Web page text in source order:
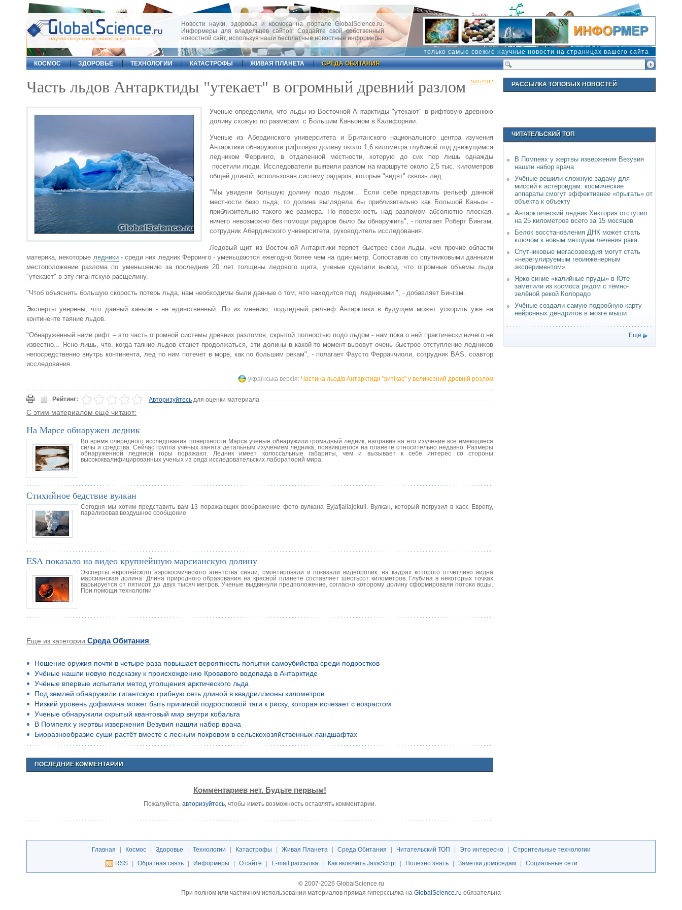
научно-популярные новости и статьи
Новости науки, здоровья и космоса на портале GlobalScience.ru.
Информеры для владельцев сайтов. Создайте свой собственный
новостной сайт, используя наши бесплатные новостные информеры.
только самые свежие научные новости на страницах вашего сайта
КОСМОС
ЗДОРОВЬЕ ТЕХНОЛОГИИ КАТАСТРОФЫ ЖИВАЯ ПЛАНЕТА СРЕДА ОБИТАНИЯ
26/07/2012
Часть льдов Антарктиды "утекает" в огромный древний разлом
Ученые определили, что льды из Восточной Антарктиды "утекают" в рифтовую древнюю
долину схожую по размерам с Большим Каньоном в Калифорнии.
Ученые из Абердинского университета и Британского национального центра изучения
Антарктики обнаружили рифтовую долину около 1,6 километра глубиной под движущимся
ледником Ферринго, в отдаленной местности, которую до сих пор лишь однажды
посетили люди. Исследователи выявили разлом на маршруте около 2,5 тыс. километров
общей длиной, использовав систему радаров, которые "видят" сквозь лед.
"Мы увидели большую долину подо льдом... Если себе представить рельеф данной
местности безо льда, то долина выглядела бы приблизительно как Большой Каньон -
приблизительно такого же размера. Но поверхность над разломом абсолютно плоская,
ничего невозможно без помощи радаров было бы обнаружить", - полагает Роберт Бингэм,
сотрудник Абердинского университета, руководитель исследования.
Ледовый щит из Восточной Антарктики теряет быстрее свои льды, чем прочие области
материка, некоторые ледники- среди них ледник Ферринго - уменьшаются ежегодно более чем на один метр. Сопоставив со спутниковыми данными
местоположение разлома по уменьшению за последние 20 лет толщины ледового щита, ученые сделали вывод, что огромные объемы льда
"утекают" в эту гигантскую расщелину.
"Чтоб объяснить большую скорость потерь льда, нам необходимы были данные о том, что находится под ледниками ", - добавляет Бингэм.
Эксперты уверены, что данный каньон - не единственный. По их мнению, подледный рельеф Антарктики в будущем может ускорить уже на
континенте таяние льдов.
"Обнаруженный нами рифт – это часть огромной системы древних разломов, скрытой полностью подо льдом - нам пока о ней практически ничего не
известно... Ясно лишь, что, когда таяние льдов станет продолжаться, эти долины в какой-то момент вызовут очень быстрое отступление ледников
непосредственно внутрь континента, лед по ним потечет в море, как по большим рекам", - полагает Фаусто Ферраччиоли, сотрудник BAS, соавтор
исследования.
українська версія: Частина льодів Антарктиди "витікає" у величезний древній розлом
Рейтинг: Авторизуйтесьдля оценки материала
С этим материалом еще читают:
На Марсе обнаружен ледник
Во время очередного исследования поверхности Марса ученые обнаружили громадный ледник, направив на его изучение все имеющиеся
силы и средства. Сейчас группа ученых занята детальным изучением ледника, появившегося на планете относительно недавно. Размеры
обнаруженной ледяной горы поражают. Ледник имеет колоссальные габариты, чем и вызывает к себе интерес со стороны
высококвалифицированных ученых из ряда исследовательских лабораторий мира.
Стихийное бедствие вулкан
Сегодня мы хотим представить вам 13 поражающих воображение фото вулкана Eyjafjallajokull. Вулкан, который погрузил в хаос Европу,
парализовав воздушное сообщение
ESA показало на видео крупнейшую марсианскую долину
Эксперты европейского аэрокосмического агентства сняли, смонтировали и показали видеоролик, на кадрах которого отчётливо видна
марсианская долина. Длина природного образования на красной планете составляет шестьсот километров. Глубина в некоторых точках
варьируется от пятисот до двух тысяч метров. Ученые выдвинули предположение, согласно которому долину сформировали потоки воды.
При помощи технологии
Еще из категории Среда Обитания:
Ношение оружия почти в четыре раза повышает вероятность попытки самоубийства среди подростков
Учёные нашли новую подсказку к происхождению Кровавого водопада в Антарктиде
Учёные впервые испытали метод утолщения арктического льда
Под землей обнаружили гигантскую грибную сеть длиной в квадриллионы километров
Низкий уровень дофамина может быть причиной подростковой тяги к риску, которая исчезает с возрастом
Ученые обнаружили скрытый квантовый мир внутри кобальта
В Помпеях у жертвы извержения Везувия нашли набор врача
Биоразнообразие суши растёт вместе с лесным покровом в сельскохозяйственных ландшафтах
ПОСЛЕДНИЕ КОММЕНТАРИИ
Комментариев нет. Будьте первым!
Пожалуйста, авторизуйтесь, чтобы иметь возможность оставлять комментарии.
РАССЫЛКА ТОПОВЫХ НОВОСТЕЙ
ЧИТАТЕЛЬСКИЙ ТОП
В Помпеях у жертвы извержения Везувия
нашли набор врача
Учёные решили сложную задачу для
миссий к астероидам: космические
аппараты смогут эффективнее «прыгать» от
объекта к объекту
Антарктический ледник Хектория отступил
на 25 километров всего за 15 месяцев
Белок восстановления ДНК может стать
ключом к новым методам лечения рака
Спутниковые мегасозвездия могут стать
«нерегулируемым геоинженерным
экспериментом»
Ярко-синие «калийные пруды» в Юте
заметили из космоса рядом с тёмно-
зелёной рекой Колорадо
Учёные создали самую подробную карту
нейронных дендритов в мозге мыши
Еще
Главная Космос Здоровье Технологии Катастрофы Живая Планета Среда Обитания Читательский ТОП Это интересно
Строительные технологии
RSS
Обратная связь Информеры О сайте E-mail рассылка Как включить JavaScript Полезно знать Заметки домоседам Социальные сети
© 2007-2026 GlobalScience.ru
При полном или частичном использовании материалов прямая гиперссылка на GlobalScience.ru обязательна